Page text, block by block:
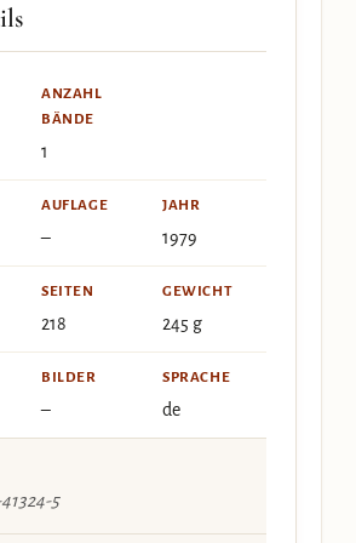
ANZAHL
BÄNDE
1
AUFLAGE
–
JAHR
1979
SEITEN
218
GEWICHT
245 g
BILDER
–
SPRACHE
de
5